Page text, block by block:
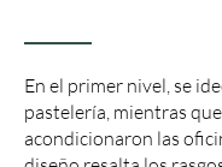
En el primer nivel, se
pastelería, mientras
acondicionaron las